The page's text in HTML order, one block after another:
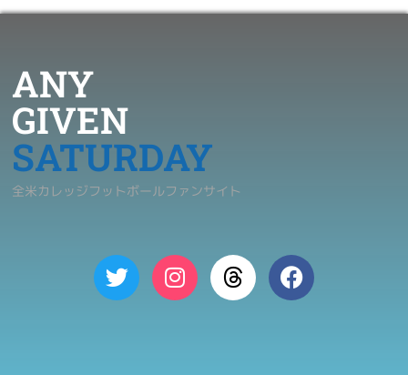
ANY
GIVEN
SATURDAY
全米カレッジフットボールファンサイト